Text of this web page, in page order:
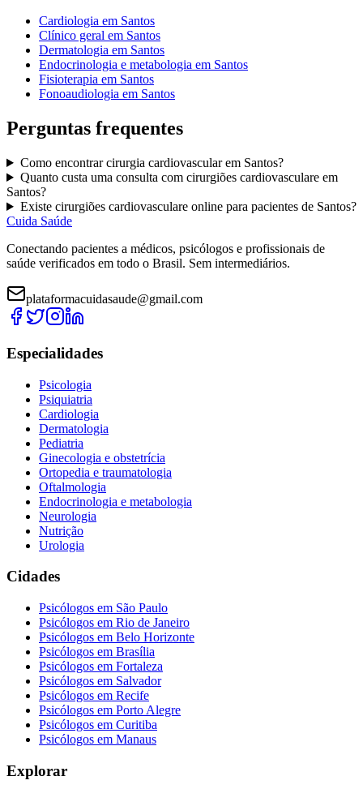
Cardiologia em Santos
Clínico geral em Santos
Dermatologia em Santos
Endocrinologia e metabologia em Santos
Fisioterapia em Santos
Fonoaudiologia em Santos
Perguntas frequentes
Como encontrarcirurgia cardiovascularem Santos?
Quanto custa uma consulta com cirurgiões cardiovasculareem
Santos?
Existe cirurgiões cardiovasculareonline para pacientes de Santos?
Cuida Saúde
Conectando pacientes a médicos, psicólogos e profissionais de
saúde verificados em todo o Brasil. Sem intermediários.
plataformacuidasaude@gmail.com
Especialidades
Psicologia
Psiquiatria
Cardiologia
Dermatologia
Pediatria
Ginecologia e obstetrícia
Ortopedia e traumatologia
Oftalmologia
Endocrinologia e metabologia
Neurologia
Nutrição
Urologia
Cidades
Psicólogos em São Paulo
Psicólogos em Rio de Janeiro
Psicólogos em Belo Horizonte
Psicólogos em Brasília
Psicólogos em Fortaleza
Psicólogos em Salvador
Psicólogos em Recife
Psicólogos em Porto Alegre
Psicólogos em Curitiba
Psicólogos em Manaus
Explorar